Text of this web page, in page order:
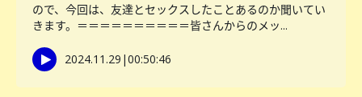
ので、今回は、友達とセックスしたことあるのか聞いてい
きます。＝＝＝＝＝＝＝＝＝＝皆さんからのメッ...
2024.11.29 |00:50:46